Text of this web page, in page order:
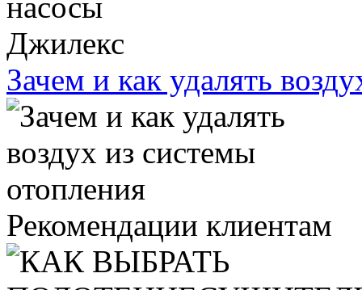
Зачем и как удалять
Рекомендации клиентам